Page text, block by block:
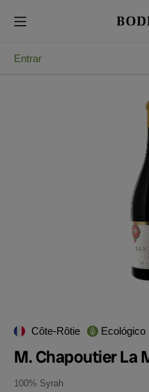
Entrar
Côte-Rôtie Ecológico
M. Chapoutier La
100% Syrah